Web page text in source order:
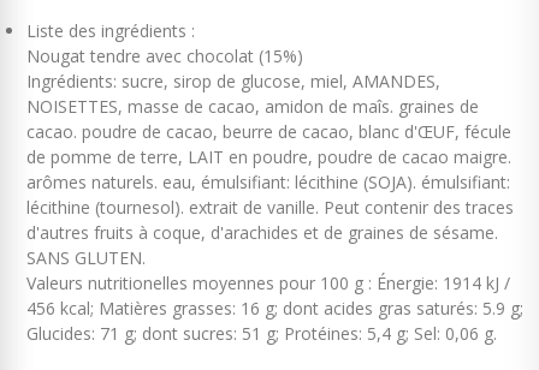
Liste des ingrédients :
Nougat tendre avec chocolat (15%)
Ingrédients: sucre, sirop de glucose, miel, AMANDES,
NOISETTES, masse de cacao, amidon de maîs. graines de
cacao. poudre de cacao, beurre de cacao, blanc d'ŒUF, fécule
de pomme de terre, LAIT en poudre, poudre de cacao maigre.
arômes naturels. eau, émulsifiant: lécithine (SOJA). émulsifiant:
lécithine (tournesol). extrait de vanille. Peut contenir des traces
d'autres fruits à coque, d'arachides et de graines de sésame.
SANS GLUTEN.
Valeurs nutritionelles moyennes pour 100 g : Énergie: 1914 kJ /
456 kcal; Matières grasses: 16 g; dont acides gras saturés: 5.9 g;
Glucides: 71 g; dont sucres: 51 g; Protéines: 5,4 g; Sel: 0,06 g.